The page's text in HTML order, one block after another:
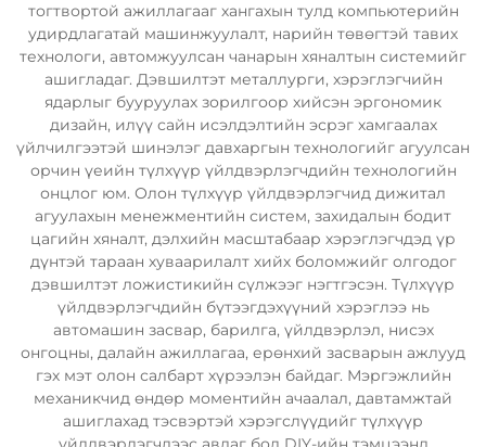
тогтвортой ажиллагааг хангахын тулд компьютерийн
удирдлагатай машинжуулалт, нарийн төвөгтэй тавих
технологи, автомжуулсан чанарын хяналтын системийг
ашигладаг. Дэвшилтэт металлурги, хэрэглэгчийн
ядарлыг бууруулах зорилгоор хийсэн эргономик
дизайн, илүү сайн исэлдэлтийн эсрэг хамгаалах
үйлчилгээтэй шинэлэг давхаргын технологийг агуулсан
орчин үеийн түлхүүр үйлдвэрлэгчдийн технологийн
онцлог юм. Олон түлхүүр үйлдвэрлэгчид дижитал
агуулахын менежментийн систем, захидалын бодит
цагийн хяналт, дэлхийн масштабаар хэрэглэгчдэд үр
дүнтэй тараан хуваарилалт хийх боломжийг олгодог
дэвшилтэт ложистикийн сүлжээг нэгтгэсэн. Түлхүүр
үйлдвэрлэгчдийн бүтээгдэхүүний хэрэглээ нь
автомашин засвар, барилга, үйлдвэрлэл, нисэх
онгоцны, далайн ажиллагаа, ерөнхий засварын ажлууд
гэх мэт олон салбарт хүрээлэн байдаг. Мэргэжлийн
механикчид өндөр моментийн ачаалал, давтамжтай
ашиглахад тэсвэртэй хэрэгслүүдийг түлхүүр